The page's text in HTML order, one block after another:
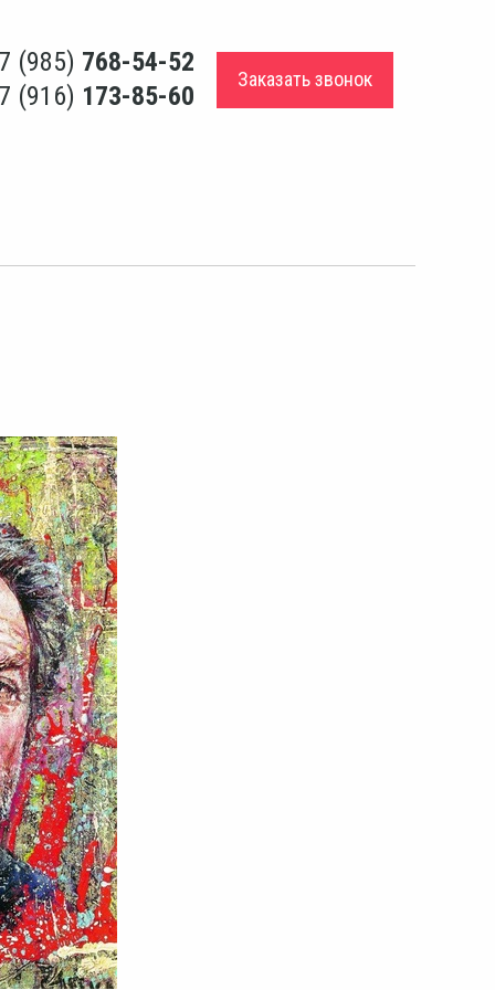
(985) 768-54-52
(916) 173-85-60
Заказать звонок